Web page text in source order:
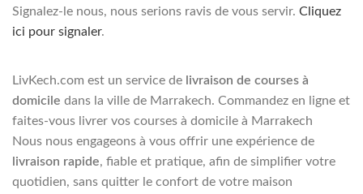
Signalez-le nous, nous serions ravis de vous servir. Cliquez
ici pour signaler.
LivKech.com est un service de livraison de courses à
domicile dans la ville de Marrakech. Commandez en ligne et
faites-vous livrer vos courses à domicile à Marrakech
Nous nous engageons à vous offrir une expérience de
livraison rapide, fiable et pratique, afin de simplifier votre
quotidien, sans quitter le confort de votre maison